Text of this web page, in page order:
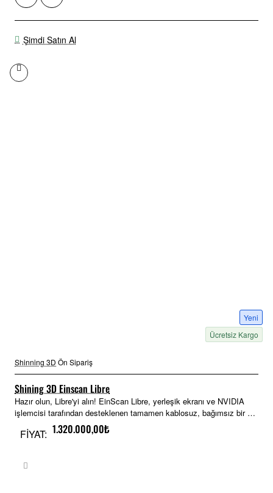
Şimdi Satın Al
Yeni
Ücretsiz Kargo
Shinning 3D Ön Sipariş
Shining 3D Einscan Libre
Hazır olun, Libre'yi alın! EinScan Libre, yerleşik ekranı ve NVIDIA
işlemcisi tarafından desteklenen tamamen kablosuz, bağımsız bir 3D
tarama deney..
FİYAT: 1.320.000,00₺